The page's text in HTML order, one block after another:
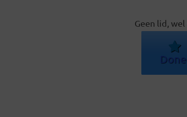
Geen lid, wel